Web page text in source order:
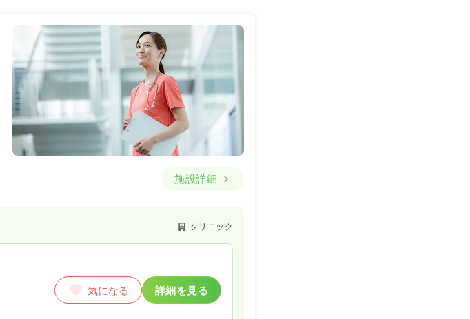
施設詳細
クリニック
気になる 詳細を見る